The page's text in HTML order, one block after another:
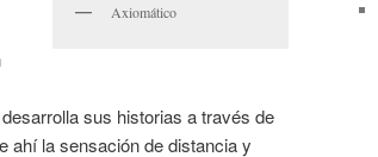
Axiomático
sus historias a través de
ahí la sensación de distancia y